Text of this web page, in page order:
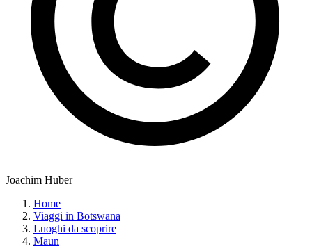
Joachim Huber
Home
Viaggi in Botswana
Luoghi da scoprire
Maun